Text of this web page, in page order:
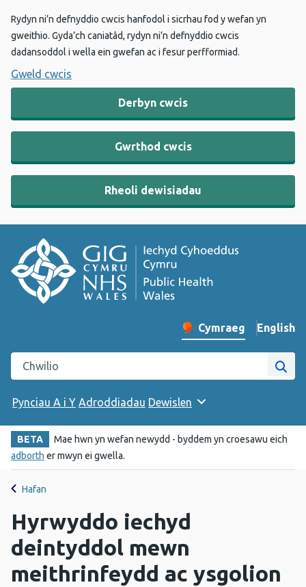
Rydyn ni’n defnyddio cwcis hanfodol i sicrhau fod y wefan yn
gweithio. Gyda’ch caniatâd, rydyn ni’n defnyddio cwcis
dadansoddol i wella ein gwefan ac i fesur perfformiad.
Gweld cwcis
Derbyn cwcis
Gwrthod cwcis
Rheoli dewisiadau
Newid iaith y wefan
Cymraeg English
–
Chwilio gwefan Iechyd Cyhoeddus Cymru
Pynciau A i Y Adroddiadau Dewislen
BETA
Mae hwn yn wefan newydd - byddem yn croesawu eich
adborth er mwyn ei gwella.
Hafan
Hyrwyddo iechyd
deintyddol mewn
meithrinfeydd ac ysgolion